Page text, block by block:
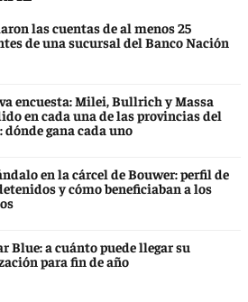
las cuentas de al menos 25
de una sucursal del Banco Nación
encuesta: Milei, Bullrich y Massa
en cada una de las provincias del
dónde gana cada uno
en la cárcel de Bouwer: perfil de
y cómo beneficiaban a los
Blue: a cuánto puede llegar su
para fin de año